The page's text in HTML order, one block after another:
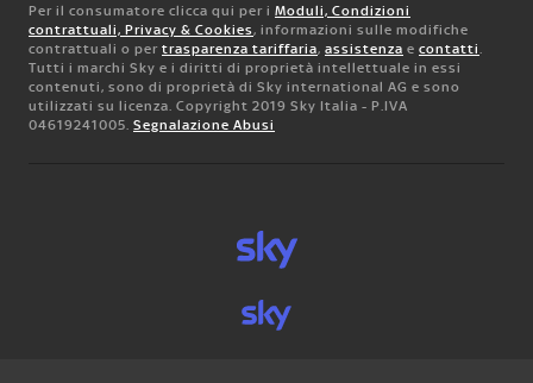
Per il consumatore clicca qui per i Moduli, Condizioni
contrattuali, Privacy & Cookies, informazioni sulle modifiche
contrattuali o per trasparenza tariffaria, assistenza e contatti.
Tutti i marchi Sky e i diritti di proprietà intellettuale in essi
contenuti, sono di proprietà di Sky international AG e sono
utilizzati su licenza. Copyright 2019 Sky Italia - P.IVA
04619241005. Segnalazione Abusi